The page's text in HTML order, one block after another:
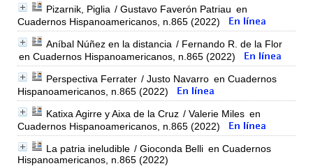
Pizarnik, Piglia / Gustavo Faverón Patriau en
Cuadernos Hispanoamericanos, n.865 (2022)
Aníbal Núñez en la distancia / Fernando R. de la Flor
en Cuadernos Hispanoamericanos, n.865 (2022)
Perspectiva Ferrater / Justo Navarro en Cuadernos
Hispanoamericanos, n.865 (2022)
Katixa Agirre y Aixa de la Cruz / Valerie Miles en
Cuadernos Hispanoamericanos, n.865 (2022)
La patria ineludible / Gioconda Belli en Cuadernos
Hispanoamericanos, n.865 (2022)